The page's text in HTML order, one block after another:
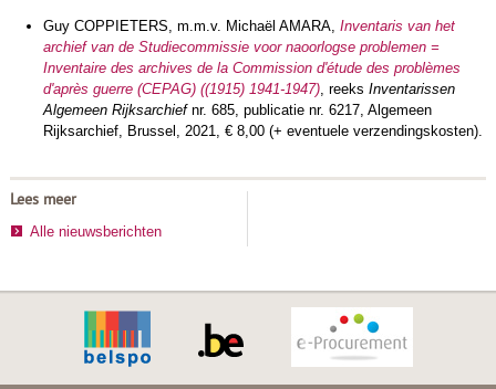
Guy COPPIETERS, m.m.v. Michaël AMARA, Inventaris van het
archief van de Studiecommissie voor naoorlogse problemen =
Inventaire des archives de la Commission d'étude des problèmes
d'après guerre (CEPAG) ((1915) 1941-1947), reeks Inventarissen
Algemeen Rijksarchief nr. 685, publicatie nr. 6217, Algemeen
Rijksarchief, Brussel, 2021, € 8,00 (+ eventuele verzendingskosten).
Lees meer
Alle nieuwsberichten